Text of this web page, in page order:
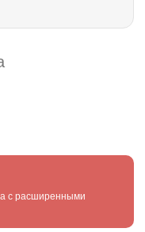
с расширенными